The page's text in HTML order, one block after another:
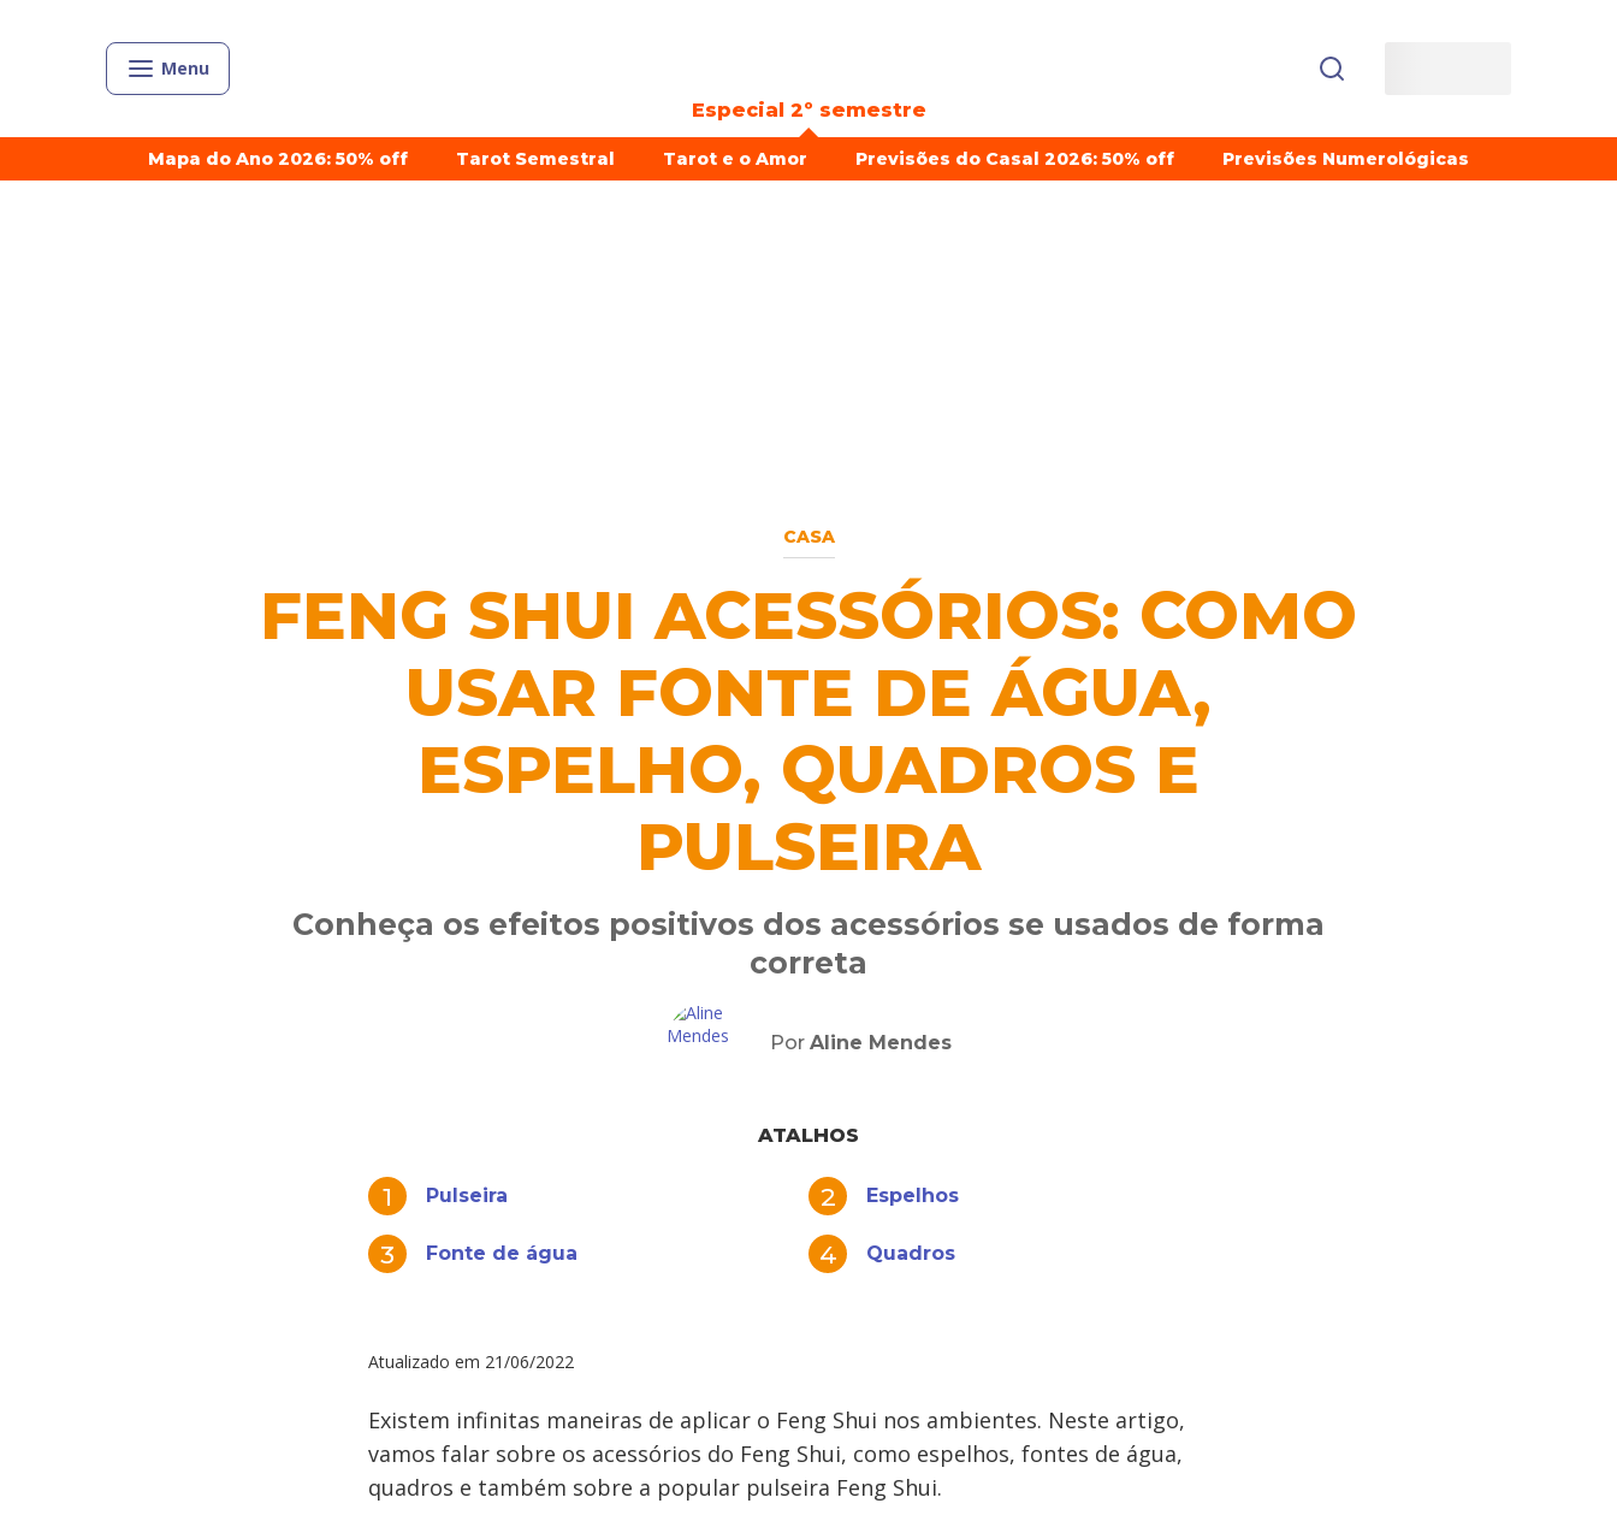
Menu
Especial 2º semestre
Mapa do Ano 2026: 50% off Tarot Semestral Tarot e o Amor Previsões do Casal 2026: 50% off Previsões Numerológicas
CASA
FENG SHUI ACESSÓRIOS: COMO
USAR FONTE DE ÁGUA,
ESPELHO, QUADROS E
PULSEIRA
Conheça os efeitos positivos dos acessórios se usados de forma
correta
Por Aline Mendes
ATALHOS
Pulseira Espelhos
Fonte de água Quadros
Atualizado em 21/06/2022
Existem infinitas maneiras de aplicar o Feng Shui nos ambientes. Neste artigo,
vamos falar sobre os acessórios do Feng Shui, como espelhos, fontes de água,
quadros e também sobre a popular pulseira Feng Shui.